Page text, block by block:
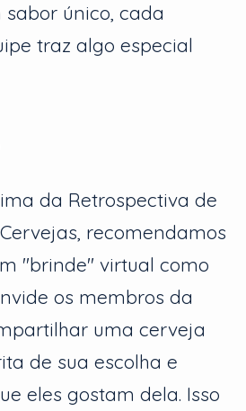
único, cada
traz algo especial
da Retrospectiva de
recomendamos
"brinde" virtual como
os membros da
uma cerveja
de sua escolha e
eles gostam dela. Isso